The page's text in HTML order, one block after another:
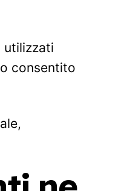
utilizzati
consentito